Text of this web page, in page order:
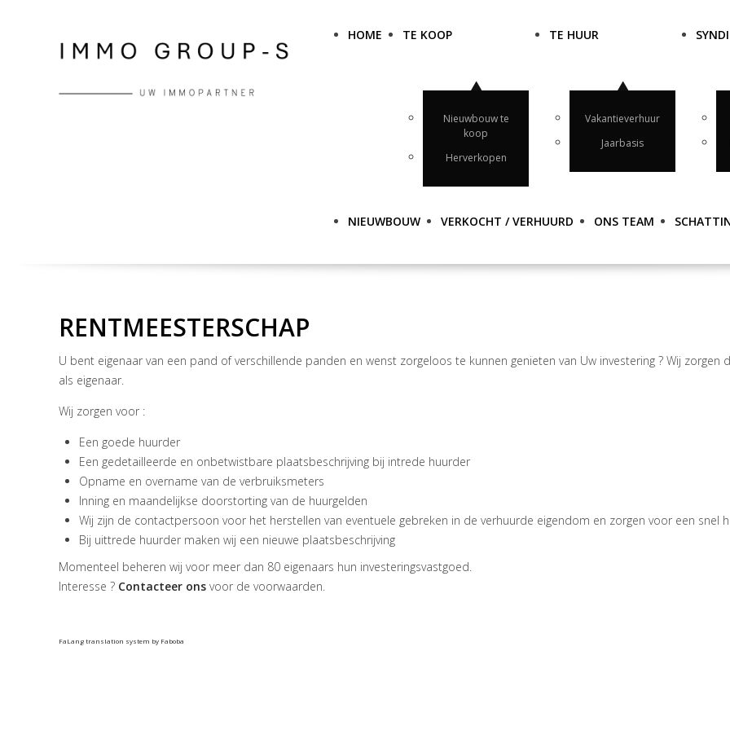
HOME TE KOOP
Nieuwbouw te
koop
Herverkopen
TE HUUR
Vakantieverhuur
Jaarbasis
NIEUWBOUW VERKOCHT / VERHUURD ONS TEAM
RENTMEESTERSCHAP
U bent eigenaar van een pand of verschillende panden en wenst zorgeloos te kunnen genieten van Uw investering ? Wij
als eigenaar.
Wij zorgen voor :
Een goede huurder
Een gedetailleerde en onbetwistbare plaatsbeschrijving bij intrede huurder
Opname en overname van de verbruiksmeters
Inning en maandelijkse doorstorting van de huurgelden
Wij zijn de contactpersoon voor het herstellen van eventuele gebreken in de verhuurde eigendom en zorgen voor een snel
Bij uittrede huurder maken wij een nieuwe plaatsbeschrijving
Momenteel beheren wij voor meer dan 80 eigenaars hun investeringsvastgoed.
Interesse ? Contacteer ons voor de voorwaarden.
FaLang translation system by Faboba